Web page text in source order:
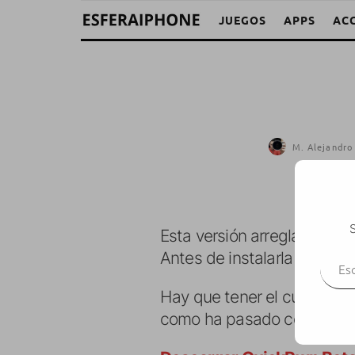
JUEGOS APPS
M. Alejandro
Esta versión arregla
Antes de instalarla hay
Hay que tener el cuenta
como ha pasado con la